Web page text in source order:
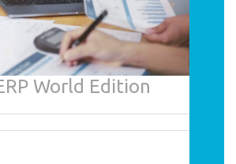
World Edition